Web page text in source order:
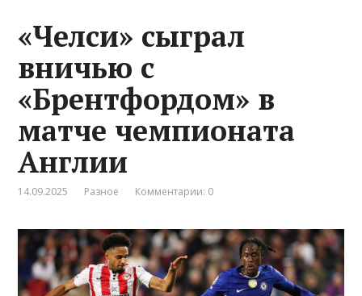
«Челси» сыграл
вничью с
«Брентфордом» в
матче чемпионата
Англии
14.09.2025 Разное Комментарии: 0